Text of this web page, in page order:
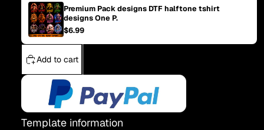
Premium Pack designs DTF halftone tshirt
designs One P.
$6.99
Add to cart
Template information